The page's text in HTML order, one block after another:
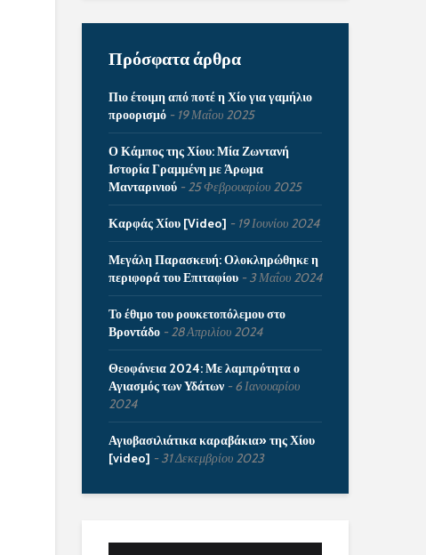
Πρόσφατα άρθρα
Πιο έτοιμη από ποτέ η Χίο για γαμήλιο
προορισμό
19 Μαΐου 2025
Ο Κάμπος της Χίου: Μία Ζωντανή
Ιστορία Γραμμένη με Άρωμα
Μανταρινιού
25 Φεβρουαρίου 2025
Καρφάς Χίου [Video] 19 Ιουνίου 2024
Μεγάλη Παρασκευή: Ολοκληρώθηκε η
περιφορά του Επιταφίου
3 Μαΐου 2024
Το έθιμο του ρουκετοπόλεμου στο
Βροντάδο
28 Απριλίου 2024
Θεοφάνεια 2024: Με λαμπρότητα ο
Αγιασμός των Υδάτων
6 Ιανουαρίου
2024
Αγιοβασιλιάτικα καραβάκια» της Χίου
[video]
31 Δεκεμβρίου 2023